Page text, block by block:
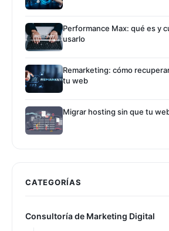
Performance Max: qué es y
usarlo
Remarketing: cómo
tu web
Migrar hosting sin que tu
CATEGORÍAS
Consultoría de Marketing Digital